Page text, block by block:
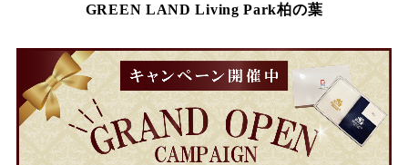
GREEN LAND Living Park柏の葉